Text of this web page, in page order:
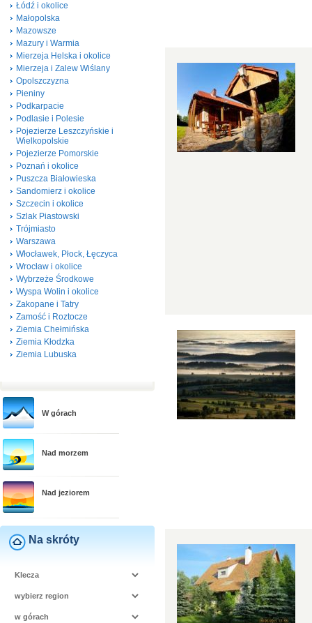
Łódź i okolice
Małopolska
Mazowsze
Mazury i Warmia
Mierzeja Helska i okolice
Mierzeja i Zalew Wiślany
Opolszczyzna
Pieniny
Podkarpacie
Podlasie i Polesie
Pojezierze Leszczyńskie i
Wielkopolskie
Pojezierze Pomorskie
Poznań i okolice
Puszcza Białowieska
Sandomierz i okolice
Szczecin i okolice
Szlak Piastowski
Trójmiasto
Warszawa
Włocławek, Płock, Łęczyca
Wrocław i okolice
Wybrzeże Środkowe
Wyspa Wolin i okolice
Zakopane i Tatry
Zamość i Roztocze
Ziemia Chełmińska
Ziemia Kłodzka
Ziemia Lubuska
W górach
Nad morzem
Nad jeziorem
Na skróty